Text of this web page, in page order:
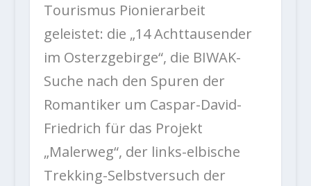
Tourismus Pionierarbeit
geleistet: die „14 Achttausender
im Osterzgebirge“, die BIWAK-
Suche nach den Spuren der
Romantiker um Caspar-David-
Friedrich für das Projekt
„Malerweg“, der links-elbische
Trekking-Selbstversuch der